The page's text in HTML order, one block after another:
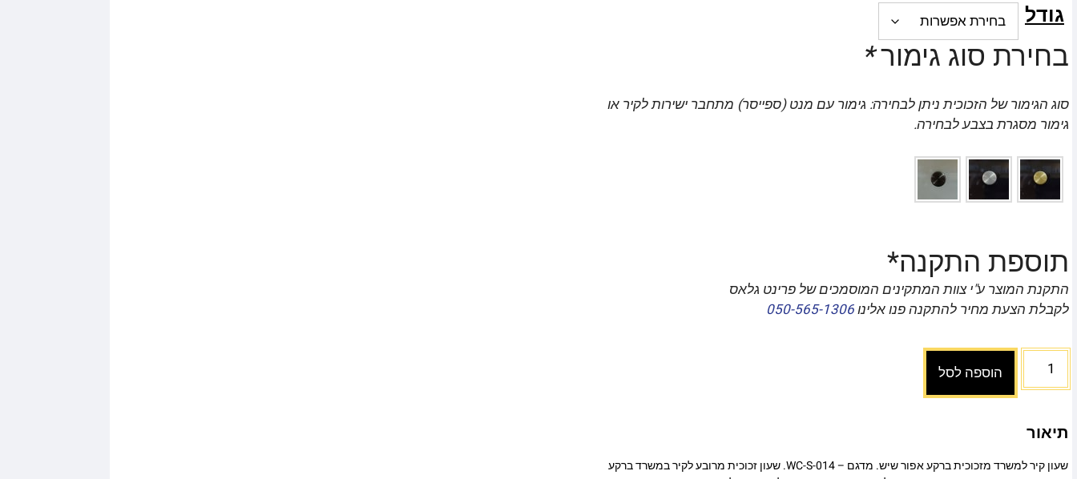
גודל
בחירת סוג גימור*
סוג הגימור של הזכוכית ניתן לבחירה: גימור עם מנט (ספייסר) מתחבר ישירות לקיר או
גימור מסגרת בצבע לבחירה.
תוספת התקנה*
התקנת המוצר ע"י צוות המתקינים המוסמכים של פרינט גלאס
לקבלת הצעת מחיר להתקנה פנו אלינו050-565-1306
הוספה לסל
תיאור
שעון קיר למשרד מזכוכית ברקע אפור שיש. מדגם – WC-S-014. שעון זכוכית מרובע לקיר במשרד ברקע